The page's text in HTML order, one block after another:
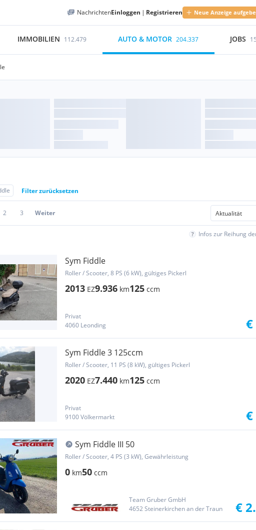
NachrichtenEinloggen | Registrieren Neue Anzeige
IMMOBILIEN 112.479 AUTO & MOTOR 204.337 JOBS
Filter zurücksetzen
2 3 Weiter
Infos zur Reihung
Sym Fiddle
Roller / Scooter, 8 PS (6 kW), gültiges Pickerl
2013 EZ9.936 km125 ccm
Privat
4060 Leonding
€
Sym Fiddle 3 125ccm
Roller / Scooter, 11 PS (8 kW), gültiges Pickerl
2020 EZ7.440 km125 ccm
Privat
9100 Völkermarkt
€
Sym Fiddle III 50
Roller / Scooter, 4 PS (3 kW), Gewährleistung
0 km50 ccm
Team Gruber GmbH
4652 Steinerkirchen an der Traun
€